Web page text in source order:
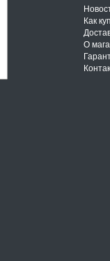
Как
О